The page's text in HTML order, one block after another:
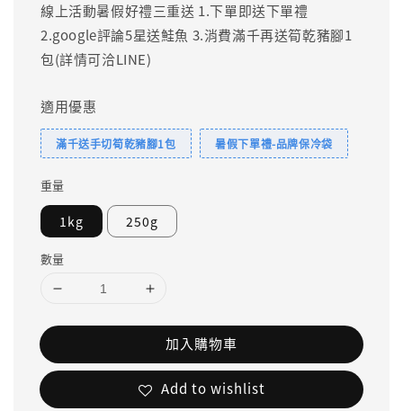
線上活動暑假好禮三重送 1.下單即送下單禮
2.google評論5星送鮭魚 3.消費滿千再送筍乾豬腳1
包(詳情可洽LINE)
適用優惠
滿千送手切筍乾豬腳1包 暑假下單禮-品牌保冷袋
重量
1kg 250g
數量
加入購物車
Add to wishlist